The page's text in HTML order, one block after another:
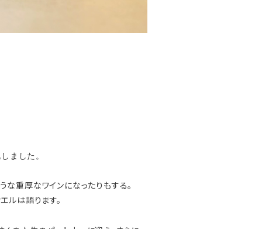
ました。
な重厚なワインになったりもする。
ルは語ります。